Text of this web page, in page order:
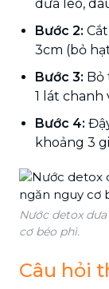
dưa leo,
Bước 2:
3cm (bỏ
Bước 3: Bỏ
1 lát chanh
Bước 4:
khoảng 3
Nước detox
cơ béo phì.
Câu hỏi